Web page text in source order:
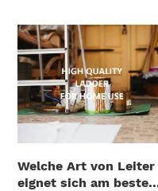
Welche Art von Leiter
eignet sich am besten